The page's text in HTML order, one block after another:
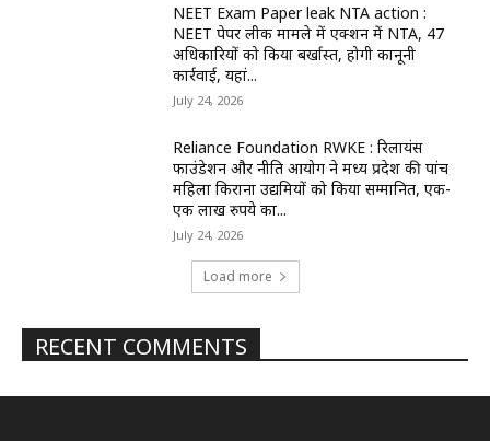
NEET Exam Paper leak NTA action :
NEET पेपर लीक मामले में एक्शन में NTA, 47
अधिकारियों को किया बर्खास्त, होगी कानूनी
कार्रवाई, यहां...
July 24, 2026
Reliance Foundation RWKE : रिलायंस
फाउंडेशन और नीति आयोग ने मध्य प्रदेश की पांच
महिला किराना उद्यमियों को किया सम्मानित, एक-
एक लाख रुपये का...
July 24, 2026
Load more
RECENT COMMENTS